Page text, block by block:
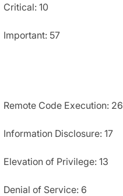
Critical: 10
Important: 57
Remote Code Execution: 26
Information Disclosure: 17
Elevation of Privilege: 13
Denial of Service: 6